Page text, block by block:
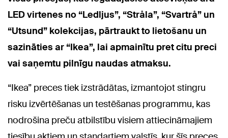
LED virtenes no “Ledljus”, “Stråla”, “Svartrå” un
“Utsund” kolekcijas, pārtraukt to lietošanu un
sazināties ar “Ikea”, lai apmainītu pret citu preci
vai saņemtu pilnīgu naudas atmaksu.
“Ikea” preces tiek izstrādātas, izmantojot stingru
risku izvērtēšanas un testēšanas programmu, kas
nodrošina preču atbilstību visiem attiecināmajiem